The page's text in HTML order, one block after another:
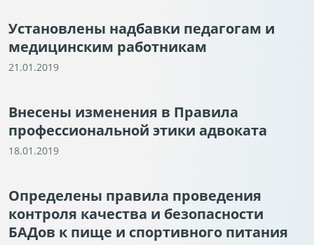
Установлены надбавки педагогам и
медицинским работникам
21.01.2019
Внесены изменения в Правила
профессиональной этики адвоката
18.01.2019
Определены правила проведения
контроля качества и безопасности
БАДов к пище и спортивного питания